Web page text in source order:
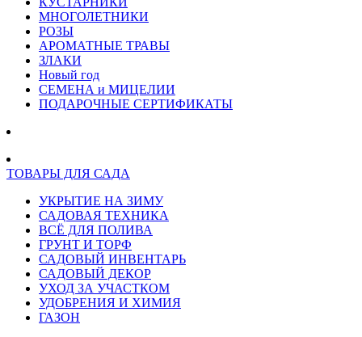
МНОГОЛЕТНИКИ
РОЗЫ
АРОМАТНЫЕ ТРАВЫ
ЗЛАКИ
Новый год
СЕМЕНА и МИЦЕЛИИ
ПОДАРОЧНЫЕ СЕРТИФИКАТЫ
ТОВАРЫ ДЛЯ САДА
УКРЫТИЕ НА ЗИМУ
САДОВАЯ ТЕХНИКА
ВСЁ ДЛЯ ПОЛИВА
ГРУНТ И ТОРФ
САДОВЫЙ ИНВЕНТАРЬ
САДОВЫЙ ДЕКОР
УХОД ЗА УЧАСТКОМ
УДОБРЕНИЯ И ХИМИЯ
ГАЗОН